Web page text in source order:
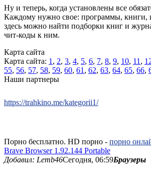
Ну и теперь, когда установлены все
Каждому нужно свое: программы, книги,
здесь можно найти подборки книг и
чит-коды к ним.
Карта сайта
Карта сайта: 1 , 2, 3, 4, 5, 6, 7, 8, 9, 10, 11 ,
55, 56, 57, 58, 59, 60, 61 , 62, 63, 64, 65, 66,
Наши партнеры
https://trahkino.me/kategorii1/
Порно бесплатно. HD порно - порно
Brave Browser 1.92.144 Portable
Добавил: Lemb46Сегодня, 06:59Браузеры